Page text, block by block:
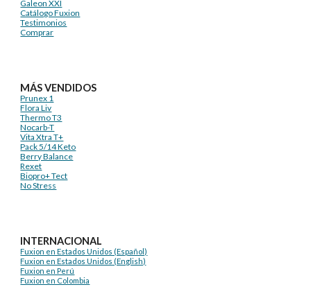
Galeon XXI
Catálogo Fuxion
Testimonios
Comprar
MÁS VENDIDOS
Prunex 1
Flora Liv
Thermo T3
Nocarb-T
Vita Xtra T+
Pack 5/14 Keto
Berry Balance
Rexet
Biopro+ Tect
No Stress
INTERNACIONAL
Fuxion en Estados Unidos (Español)
Fuxion en Estados Unidos (English)
Fuxion en Perú
Fuxion en Colombia